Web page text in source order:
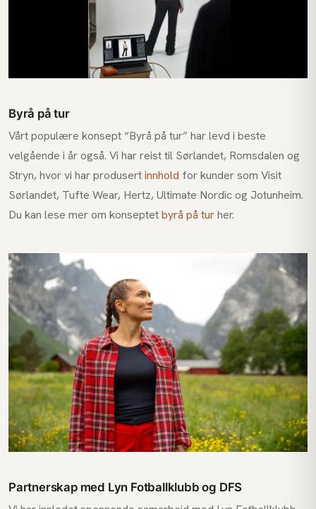
Byrå på tur
Vårt populære konsept “Byrå på tur” har levd i beste
velgående i år også. Vi har reist til Sørlandet, Romsdalen og
Stryn, hvor vi har produsertinnhold for kunder som Visit
Sørlandet, Tufte Wear, Hertz, Ultimate Nordic og Jotunheim.
Du kan lese mer om konseptetbyrå på turher.
Partnerskap med Lyn Fotballklubb og DFS